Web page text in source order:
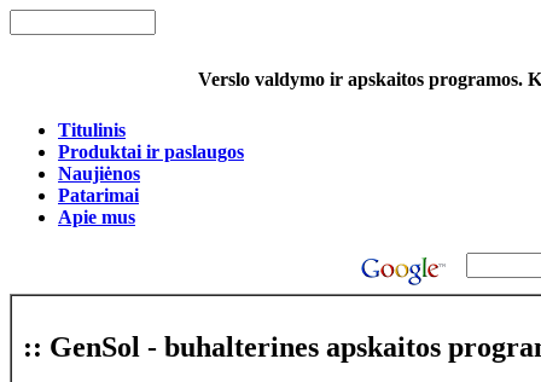
Verslo valdymo ir apskaitos programos.
Titulinis
Produktai ir paslaugos
Naujiėnos
Patarimai
Apie mus
:: GenSol - buhalterines apskaitos